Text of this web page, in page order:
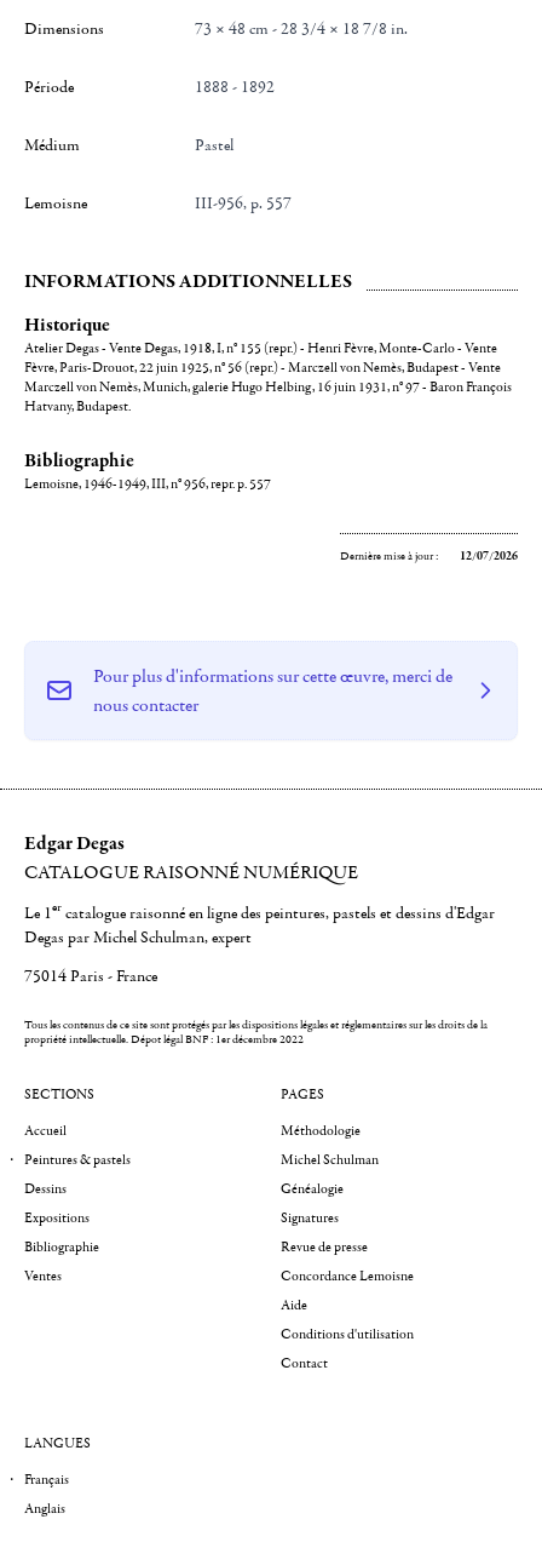
Dimensions 73 × 48 cm - 28 3/4 × 18 7/8 in.
Période 1888 - 1892
Médium Pastel
Lemoisne III-956, p. 557
INFORMATIONS ADDITIONNELLES
Historique
Atelier Degas - Vente Degas, 1918, I, n° 155 (repr.) - Henri Fèvre, Monte-Carlo - Vente
Fèvre, Paris-Drouot, 22 juin 1925, n° 56 (repr.) - Marczell von Nemès, Budapest - Vente
Marczell von Nemès, Munich, galerie Hugo Helbing, 16 juin 1931, n° 97 - Baron François
Hatvany, Budapest.
Bibliographie
Lemoisne, 1946-1949, III, n° 956, repr. p. 557
Dernière mise à jour : 12/07/2026
Pour plus d'informations sur cette œuvre, merci de
nous contacter
Edgar Degas
CATALOGUE RAISONNÉ NUMÉRIQUE
Le 1er catalogue raisonné en ligne des peintures, pastels et dessins d'Edgar
Degas par Michel Schulman, expert
75014 Paris - France
Tous les contenus de ce site sont protégés par les dispositions légales et réglementaires sur les droits de la
propriété intellectuelle.Dépot légal BNF : 1er décembre 2022
SECTIONS
Accueil
Peintures & pastels
Dessins
Expositions
Bibliographie
Ventes
PAGES
Méthodologie
Michel Schulman
Généalogie
Signatures
Revue de presse
Concordance Lemoisne
Aide
Conditions d'utilisation
Contact
LANGUES
Français
Anglais